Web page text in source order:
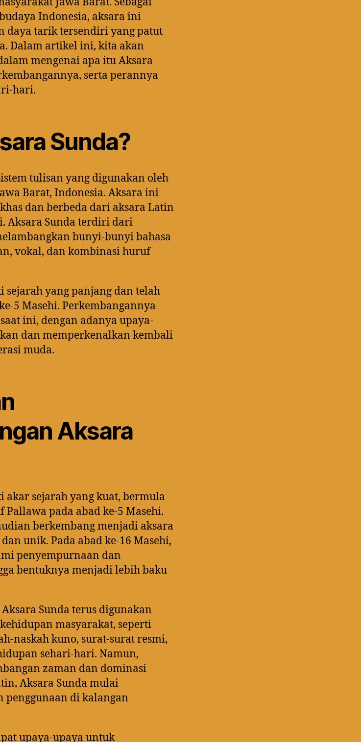
Indonesia, aksara ini
daya tarik tersendiri yang patut
Dalam artikel ini, kita akan
mengenai apa itu Aksara
serta perannya
hari.
Sunda?
tulisan yang digunakan oleh
Barat, Indonesia. Aksara ini
dan berbeda dari aksara Latin
Aksara Sunda terdiri dari
bunyi-bunyi bahasa
vokal, dan kombinasi huruf
sejarah yang panjang dan telah
5 Masehi. Perkembangannya
ini, dengan adanya upaya-
dan memperkenalkan kembali
muda.
Aksara
akar sejarah yang kuat, bermula
pada abad ke-5 Masehi.
berkembang menjadi aksara
unik. Pada abad ke-16 Masehi,
penyempurnaan dan
bentuknya menjadi lebih baku
Sunda terus digunakan
masyarakat, seperti
naskah kuno, surat-surat resmi,
sehari-hari. Namun,
zaman dan dominasi
Aksara Sunda mulai
di kalangan
upaya-upaya untuk